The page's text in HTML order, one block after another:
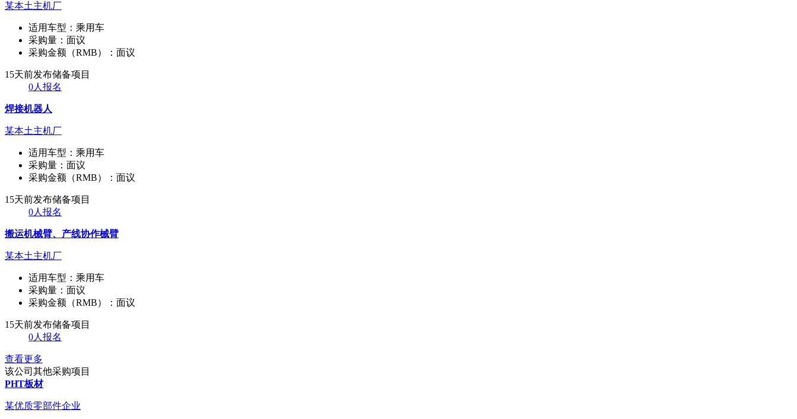
某本土主机厂
适用车型： 乘用车
采购量： 面议
采购金额（RMB）： 面议
15天前发布储备项目
0人报名
焊接机器人
某本土主机厂
适用车型： 乘用车
采购量： 面议
采购金额（RMB）： 面议
15天前发布储备项目
0人报名
搬运机械臂、产线协作械臂
某本土主机厂
适用车型： 乘用车
采购量： 面议
采购金额（RMB）： 面议
15天前发布储备项目
0人报名
查看更多
该公司其他采购项目
PHT板材
某优质零部件企业